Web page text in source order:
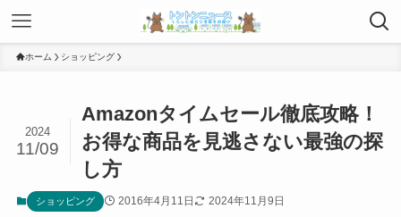
ホーム ショッピング
Amazonタイムセール徹底攻略！
お得な商品を見逃さない最強の探
し方
2024
11/09
ショッピング 2016年4月11日 2024年11月9日